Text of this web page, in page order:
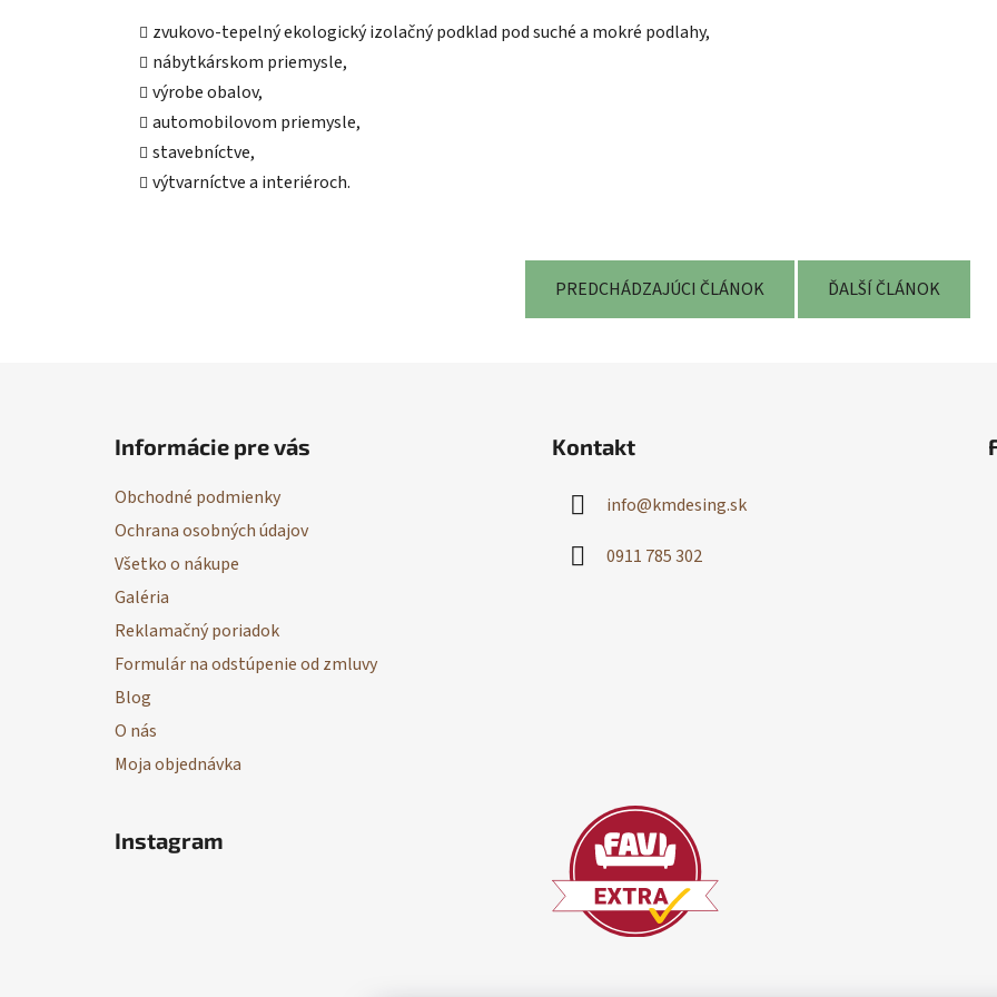
zvukovo-tepelný ekologický izolačný podklad pod suché a mokré podlahy,
nábytkárskom priemysle,
výrobe obalov,
automobilovom priemysle,
stavebníctve,
výtvarníctve a interiéroch.
PREDCHÁDZAJÚCI ČLÁNOK ĎALŠÍ ČLÁNOK
Informácie pre vás
Obchodné podmienky
Ochrana osobných údajov
Všetko o nákupe
Galéria
Reklamačný poriadok
Formulár na odstúpenie od zmluvy
Blog
O nás
Moja objednávka
Kontakt
info@kmdesing.sk
0911 785 302
Instagram